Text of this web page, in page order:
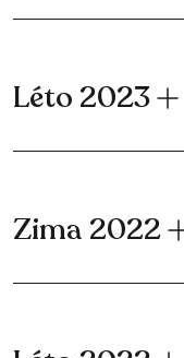
Léto 2023
Zima 2022